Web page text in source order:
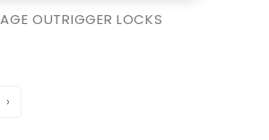
OUTRIGGER LOCKS
›